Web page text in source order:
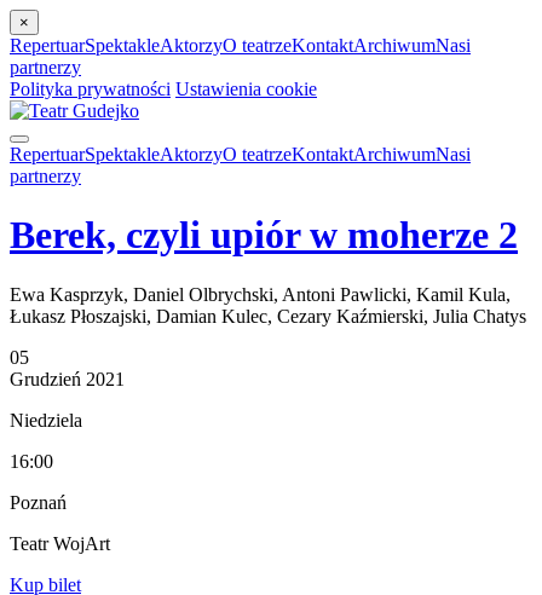
×
RepertuarSpektakleAktorzyO teatrzeKontaktArchiwumNasi
partnerzy
Polityka prywatności Ustawienia cookie
RepertuarSpektakleAktorzyO teatrzeKontaktArchiwumNasi
partnerzy
Berek, czyli upiór w moherze 2
Ewa Kasprzyk, Daniel Olbrychski, Antoni Pawlicki, Kamil Kula,
Łukasz Płoszajski, Damian Kulec, Cezary Kaźmierski, Julia Chatys
05
Grudzień 2021
Niedziela
16:00
Poznań
Teatr WojArt
Kup bilet